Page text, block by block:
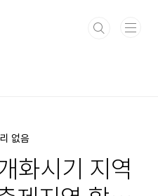
없음
화시기 지역